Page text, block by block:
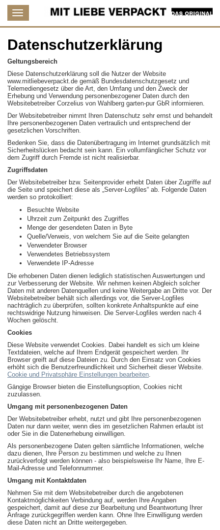
Datenschutzerklärung
Geltungsbereich
Diese Datenschutzerklärung soll die Nutzer der Website
www.mitliebeverpackt.de gemäß Bundesdatenschutzgesetz und
Telemediengesetz über die Art, den Umfang und den Zweck der
Erhebung und Verwendung personenbezogener Daten durch den
Websitebetreiber Corzelius von Wahlberg garten-pur GbR informieren.
Der Websitebetreiber nimmt Ihren Datenschutz sehr ernst und behandelt
Ihre personenbezogenen Daten vertraulich und entsprechend der
gesetzlichen Vorschriften.
Bedenken Sie, dass die Datenübertragung im Internet grundsätzlich mit
Sicherheitslücken bedacht sein kann. Ein vollumfänglicher Schutz vor
dem Zugriff durch Fremde ist nicht realisierbar.
Zugriffsdaten
Der Websitebetreiber bzw. Seitenprovider erhebt Daten über Zugriffe auf
die Seite und speichert diese als „Server-Logfiles“ ab. Folgende Daten
werden so protokolliert:
Besuchte Website
Uhrzeit zum Zeitpunkt des Zugriffes
Menge der gesendeten Daten in Byte
Quelle/Verweis, von welchem Sie auf die Seite gelangten
Verwendeter Browser
Verwendetes Betriebssystem
Verwendete IP-Adresse
Die erhobenen Daten dienen lediglich statistischen Auswertungen und
zur Verbesserung der Website. Wir nehmen keinen Abgleich solcher
Daten mit anderen Datenquellen und keine Weitergabe an Dritte vor. Der
Websitebetreiber behält sich allerdings vor, die Server-Logfiles
nachträglich zu überprüfen, sollten konkrete Anhaltspunkte auf eine
rechtswidrige Nutzung hinweisen. Die Server-Logfiles werden nach 4
Wochen gelöscht.
Cookies
Diese Website verwendet Cookies. Dabei handelt es sich um kleine
Textdateien, welche auf Ihrem Endgerät gespeichert werden. Ihr
Browser greift auf diese Dateien zu. Durch den Einsatz von Cookies
erhöht sich die Benutzerfreundlichkeit und Sicherheit dieser Website.
Cookie und Privatsphäre Einstellungen bearbeiten.
Gängige Browser bieten die Einstellungsoption, Cookies nicht
zuzulassen.
Umgang mit personenbezogenen Daten
Der Websitebetreiber erhebt, nutzt und gibt Ihre personenbezogenen
Daten nur dann weiter, wenn dies im gesetzlichen Rahmen erlaubt ist
oder Sie in die Datenerhebung einwilligen.
Als personenbezogene Daten gelten sämtliche Informationen, welche
dazu dienen, Ihre Person zu bestimmen und welche zu Ihnen
zurückverfolgt werden können - also beispielsweise Ihr Name, Ihre E-
Mail-Adresse und Telefonnummer.
Umgang mit Kontaktdaten
Nehmen Sie mit dem Websitebetreiber durch die angebotenen
Kontaktmöglichkeiten Verbindung auf, werden Ihre Angaben
gespeichert, damit auf diese zur Bearbeitung und Beantwortung Ihrer
Anfrage zurückgegriffen werden kann. Ohne Ihre Einwilligung werden
diese Daten nicht an Dritte weitergegeben.